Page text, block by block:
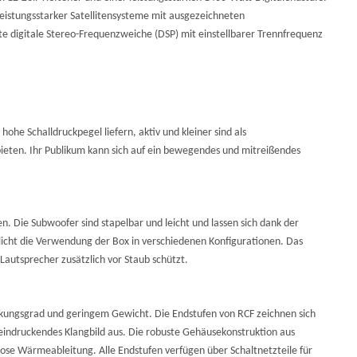
Satellitensysteme mit ausgezeichneten
Stereo-Frequenzweiche (DSP) mit einstellbarer Trennfrequenz
Schalldruckpegel liefern, aktiv und kleiner sind als
Ihr Publikum kann sich auf ein bewegendes und mitreißendes
Die Subwoofer sind stapelbar und leicht und lassen sich dank der
die Verwendung der Box in verschiedenen Konfigurationen. Das
zusätzlich vor Staub schützt.
und geringem Gewicht. Die Endstufen von RCF zeichnen sich
Klangbild aus. Die robuste Gehäusekonstruktion aus
Wärmeableitung. Alle Endstufen verfügen über Schaltnetzteile für